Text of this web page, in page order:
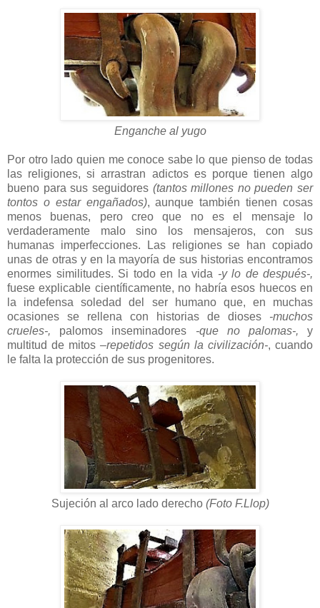
Enganche al yugo
Por otro lado quien me conoce sabe lo que pienso de todas
las religiones, si arrastran adictos es porque tienen algo
bueno para sus seguidores (tantos millones no pueden ser
tontos o estar engañados), aunque también tienen cosas
menos buenas, pero creo que no es el mensaje lo
verdaderamente malo sino los mensajeros, con sus
humanas imperfecciones. Las religiones se han copiado
unas de otras y en la mayoría de sus historias encontramos
enormes similitudes. Si todo en la vida -y lo de después-,
fuese explicable científicamente, no habría esos huecos en
la indefensa soledad del ser humano que, en muchas
ocasiones se rellena con historias de dioses -muchos
crueles-, palomos inseminadores -que no palomas-, y
multitud de mitos–repetidos según la civilización-, cuando
le falta la protección de sus progenitores.
Sujeción al arco lado derecho (Foto F.Llop)